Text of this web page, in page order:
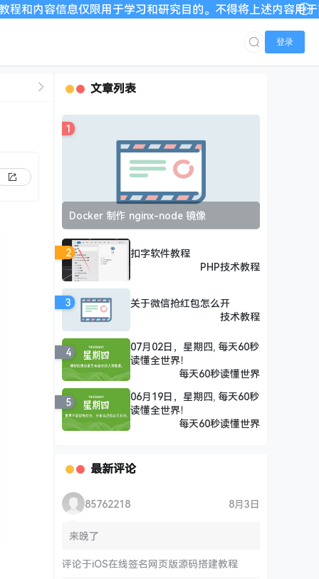
仅限用于学习和研究目的。不得将上述内容用于商业或者
登录
文章列表
1
Docker 制作 nginx-node 镜像
2
扣字软件教程
PHP技术教程
3
关于微信抢红包怎么开
技术教程
4
07月02日，星期四, 每天60秒
读懂全世界！
每天60秒读懂世界
5
06月19日，星期四, 每天60秒
读懂全世界！
每天60秒读懂世界
最新评论
85762218 8月3日
来晚了
评论于iOS在线签名网页版源码搭建教程